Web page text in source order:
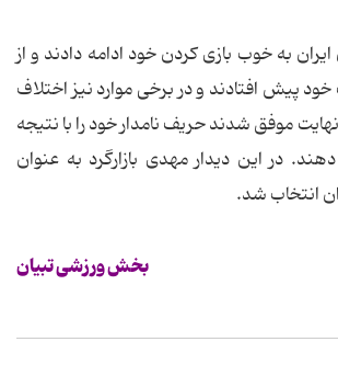
به خوب بازی کردن خود ادامه دادند و از
پیش افتادند و در برخی موارد نیز اختلاف
و در نهایت موفق شدند حریف نامدار خود را با نتیجه
دهند. در این دیدار مهدی بازارگرد به عنوان
انتخاب شد.
بخش ورزشی تبیان